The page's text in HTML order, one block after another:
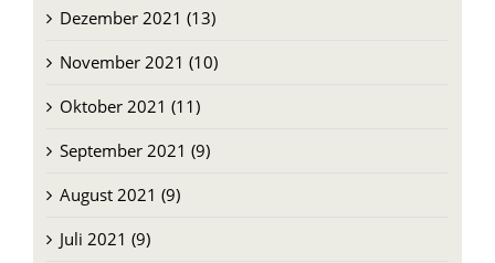
Dezember 2021 (13)
November 2021 (10)
Oktober 2021 (11)
September 2021 (9)
August 2021 (9)
Juli 2021 (9)